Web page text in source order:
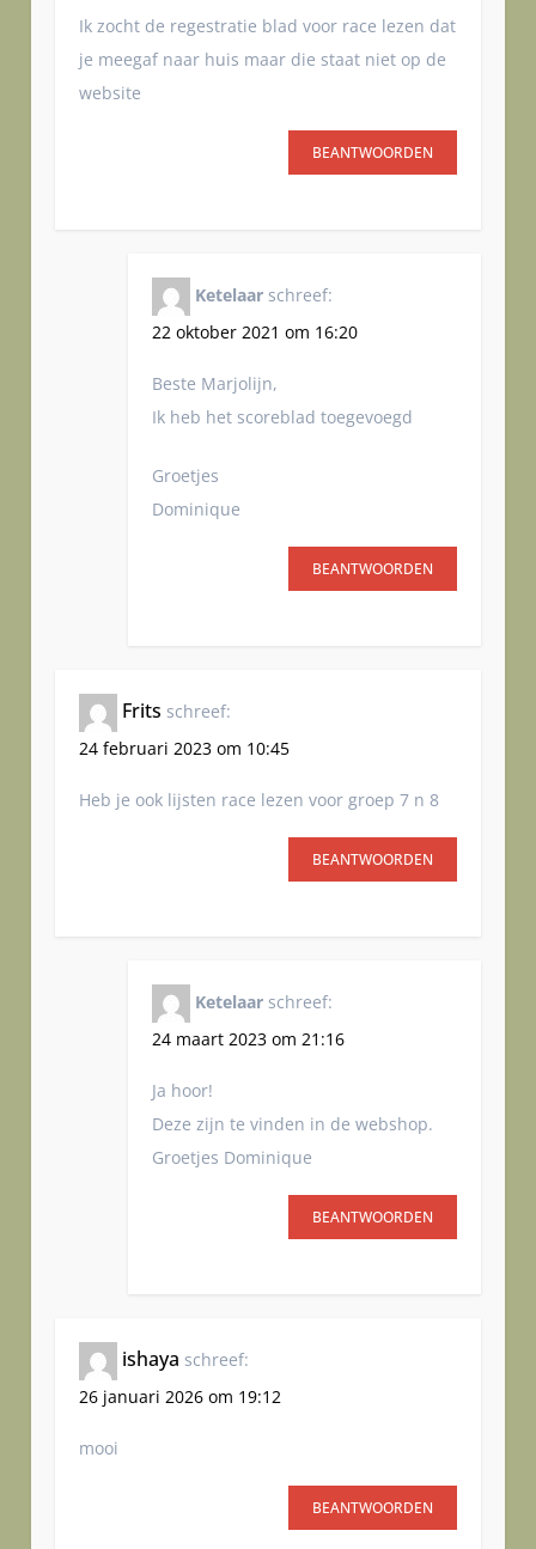
Ik zocht de regestratie blad voor race lezen dat
je meegaf naar huis maar die staat niet op de
website
BEANTWOORDEN
Ketelaar schreef:
22 oktober 2021 om 16:20
Beste Marjolijn,
Ik heb het scoreblad toegevoegd
Groetjes
Dominique
BEANTWOORDEN
Frits schreef:
24 februari 2023 om 10:45
Heb je ook lijsten race lezen voor groep 7 n 8
BEANTWOORDEN
Ketelaar schreef:
24 maart 2023 om 21:16
Ja hoor!
Deze zijn te vinden in de webshop.
Groetjes Dominique
BEANTWOORDEN
ishaya schreef:
26 januari 2026 om 19:12
mooi
BEANTWOORDEN